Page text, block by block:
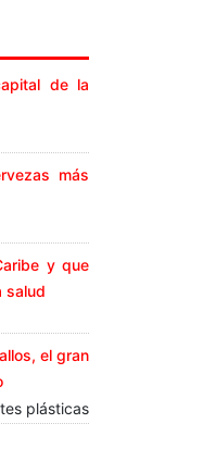
de la
más
y que
salud
el gran
plásticas